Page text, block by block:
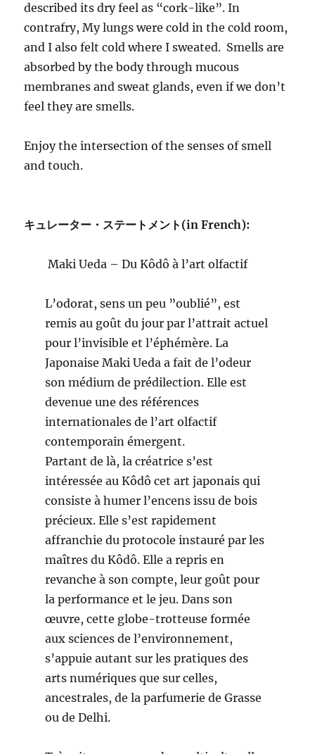
described its dry feel as “cork-like”. In
contrafry, My lungs were cold in the cold room,
and I also felt cold where I sweated. Smells are
absorbed by the body through mucous
membranes and sweat glands, even if we don’t
feel they are smells.
Enjoy the intersection of the senses of smell
and touch.
キュレーター・ステートメント(in French):
Maki Ueda – Du Kôdô à l’art olfactif
L’odorat, sens un peu ”oublié”, est
remis au goût du jour par l’attrait actuel
pour l’invisible et l’éphémère. La
Japonaise Maki Ueda a fait de l’odeur
son médium de prédilection. Elle est
devenue une des références
internationales de l’art olfactif
contemporain émergent.
Partant de là, la créatrice s’est
intéressée au Kôdô cet art japonais qui
consiste à humer l’encens issu de bois
précieux. Elle s’est rapidement
affranchie du protocole instauré par les
maîtres du Kôdô. Elle a repris en
revanche à son compte, leur goût pour
la performance et le jeu. Dans son
œuvre, cette globe-trotteuse formée
aux sciences de l’environnement,
s’appuie autant sur les pratiques des
arts numériques que sur celles,
ancestrales, de la parfumerie de Grasse
ou de Delhi.